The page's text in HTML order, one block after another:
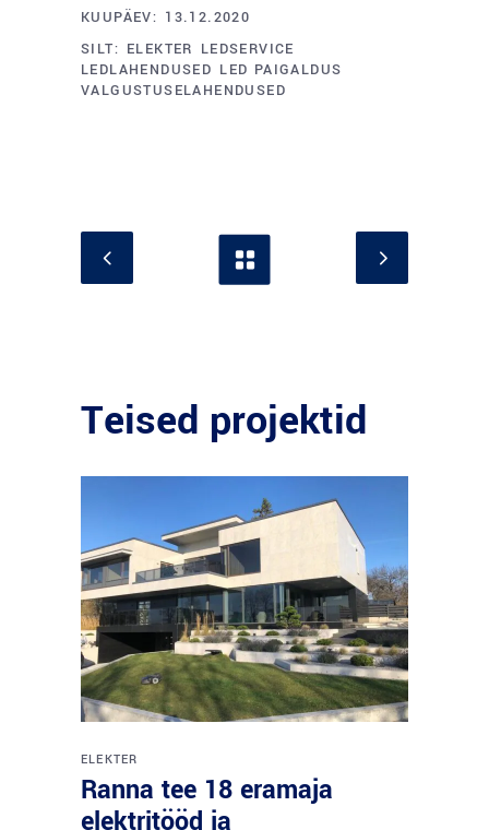
KUUPÄEV: 13.12.2020
SILT: ELEKTER LEDSERVICE
LEDLAHENDUSED LED PAIGALDUS
VALGUSTUSELAHENDUSED
Teised projektid
ELEKTER
Ranna tee 18 eramaja
elektritööd ja